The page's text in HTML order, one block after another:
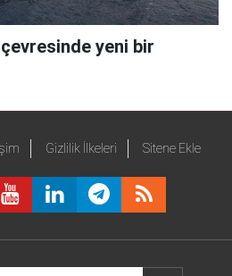
yeni bir
Gizlilik İlkeleri Sitene Ekle